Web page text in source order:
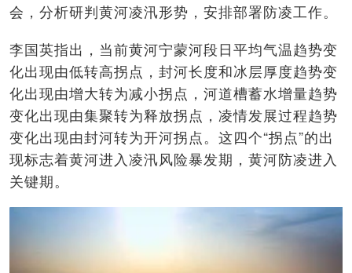
会，分析研判黄河凌汛形势，安排部署防凌工作。
李国英指出，当前黄河宁蒙河段日平均气温趋势变
化出现由低转高拐点，封河长度和冰层厚度趋势变
化出现由增大转为减小拐点，河道槽蓄水增量趋势
变化出现由集聚转为释放拐点，凌情发展过程趋势
变化出现由封河转为开河拐点。这四个“拐点”的出
现标志着黄河进入凌汛风险暴发期，黄河防凌进入
关键期。